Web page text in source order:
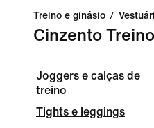
Treino e ginásio /
Cinzento
Joggers e calças de
treino
Tights e leggings